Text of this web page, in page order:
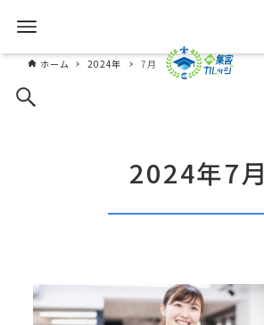
ホーム 2024年 7月
2024年7月